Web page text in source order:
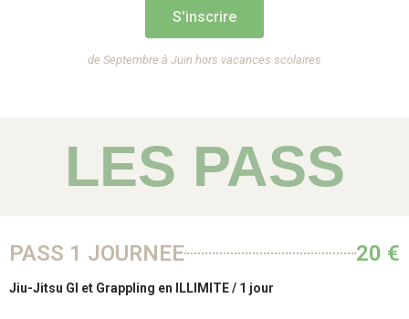
S'inscrire
de Septembre à Juin hors vacances scolaires
LES PASS
PASS 1 JOURNEE 20 €
Jiu-Jitsu GI et Grappling en ILLIMITE / 1 jour